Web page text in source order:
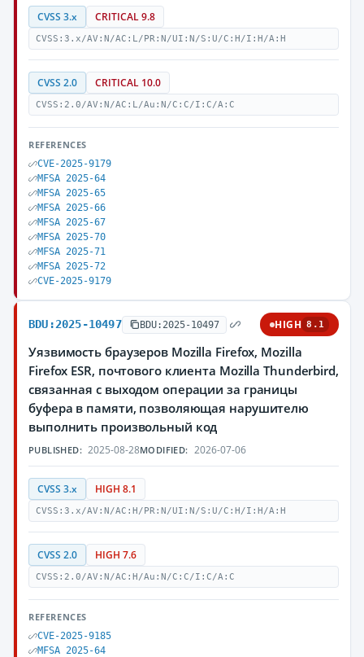
CVSS 3.x CRITICAL 9.8
CVSS:3.x/AV:N/AC:L/PR:N/UI:N/S:U/C:H/I:H/A:H
CVSS 2.0 CRITICAL 10.0
CVSS:2.0/AV:N/AC:L/Au:N/C:C/I:C/A:C
REFERENCES
CVE-2025-9179
MFSA 2025-64
MFSA 2025-65
MFSA 2025-66
MFSA 2025-67
MFSA 2025-70
MFSA 2025-71
MFSA 2025-72
CVE-2025-9179
BDU:2025-10497 BDU:2025-10497 HIGH 8.1
Уязвимость браузеров Mozilla Firefox, Mozilla
Firefox ESR, почтового клиента Mozilla Thunderbird,
связанная с выходом операции за границы
буфера в памяти, позволяющая нарушителю
выполнить произвольный код
PUBLISHED: 2025-08-28MODIFIED: 2026-07-06
CVSS 3.x HIGH 8.1
CVSS:3.x/AV:N/AC:H/PR:N/UI:N/S:U/C:H/I:H/A:H
CVSS 2.0 HIGH 7.6
CVSS:2.0/AV:N/AC:H/Au:N/C:C/I:C/A:C
REFERENCES
CVE-2025-9185
MFSA 2025-64